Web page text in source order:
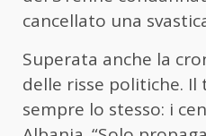
cancellato una
Superata anche la
delle risse politiche.
sempre lo stesso: i